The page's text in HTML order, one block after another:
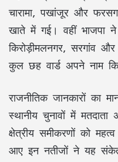
चारामा, पखांजूर और
खाते में गई। वहीं भाजपा
किरोड़ीमलनगर, सरगांव
कुल छह वार्ड अपने नाम
राजनीतिक जानकारों का
स्थानीय चुनावों में मतदाता
क्षेत्रीय समीकरणों को
आए इन नतीजों ने यह